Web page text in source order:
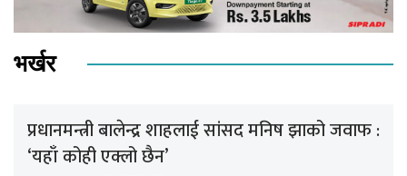
भर्खर
प्रधानमन्त्री बालेन्द्र शाहलाई सांसद मनिष झाको जवाफ :
‘यहाँ कोही एक्लो छैन’